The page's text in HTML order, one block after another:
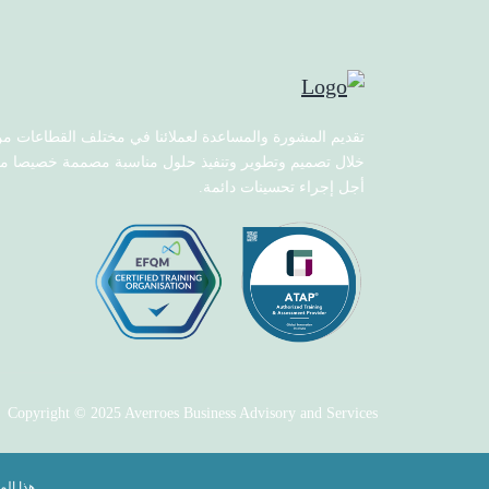
تقديم المشورة والمساعدة لعملائنا في مختلف القطاعات
خلال تصميم وتطوير وتنفيذ حلول مناسبة مصممة خصيصا
أجل إجراء تحسينات دائمة.
Copyright © 2025 Averroes Business Advisory and Services